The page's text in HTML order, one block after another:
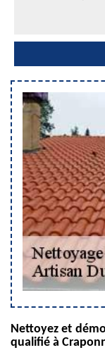
Nettoyez et
qualifié à